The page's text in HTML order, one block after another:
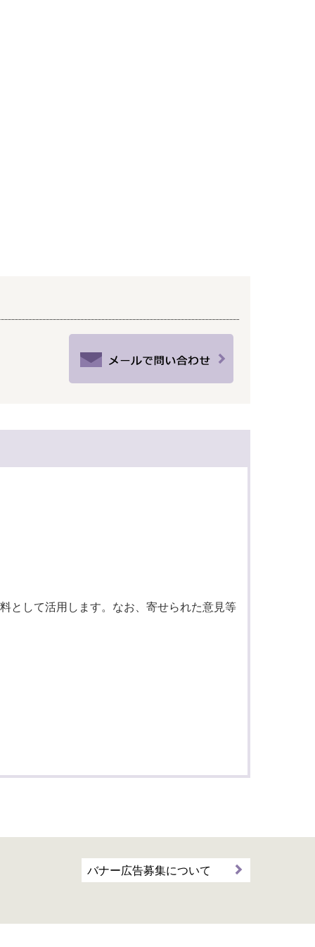
として活用します。なお、寄せられた意見等
バナー広告募集について